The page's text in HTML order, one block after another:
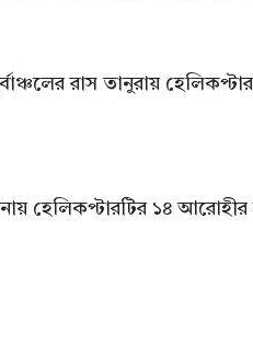
রাস তানুরায়
হেলিকপ্টারটির ১৪